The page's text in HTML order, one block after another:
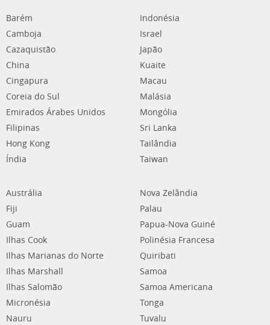
Barém
Camboja
Cazaquistão
China
Cingapura
Coreia do Sul
Emirados Árabes Unidos
Filipinas
Hong Kong
Índia
Indonésia
Israel
Japão
Kuaite
Macau
Malásia
Mongólia
Sri Lanka
Tailândia
Taiwan
Austrália
Fiji
Guam
Ilhas Cook
Ilhas Marianas do Norte
Ilhas Marshall
Ilhas Salomão
Micronésia
Nauru
Nova Zelândia
Palau
Papua-Nova Guiné
Polinésia Francesa
Quiribati
Samoa
Samoa Americana
Tonga
Tuvalu